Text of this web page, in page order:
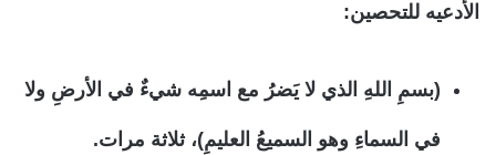
الأدعيه للتحصين:
(بسمِ اللهِ الذي لا يَضرُ مع اسمِه شيءٌ في الأرضِ ولا
في السماءِ وهو السميعُ العليمِ)، ثلاثة مرات.